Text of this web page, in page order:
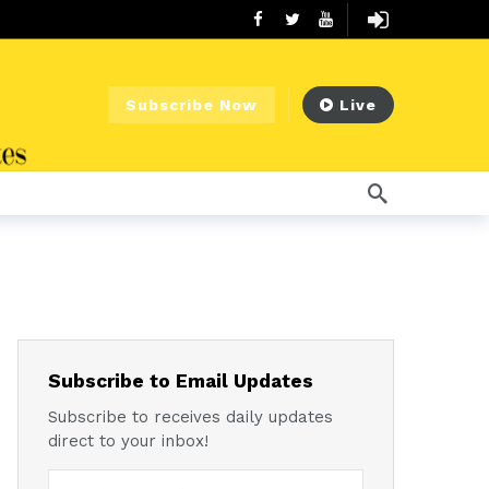
Subscribe Now Live
Subscribe to Email Updates
Subscribe to receives daily updates
direct to your inbox!